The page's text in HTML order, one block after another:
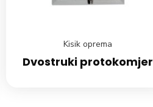
Kisik oprema
Dvostruki protokomjer